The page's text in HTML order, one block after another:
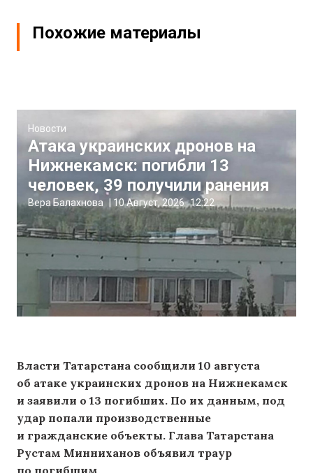
Похожие материалы
Новости
Атака украинских дронов на
Нижнекамск: погибли 13
человек, 39 получили ранения
Вера Балахнова 10 Август, 2026 12:22
Власти Татарстана сообщили 10 августа
об атаке украинских дронов на Нижнекамск
и заявили о 13 погибших. По их данным, под
удар попали производственные
и гражданские объекты. Глава Татарстана
Рустам Минниханов объявил траур